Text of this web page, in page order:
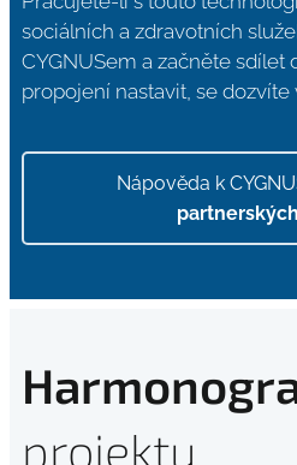
sociálních a zdravotních
CYGNUSem a začněte sdílet
propojení nastavit, se dozvíte
Nápověda k
projektu